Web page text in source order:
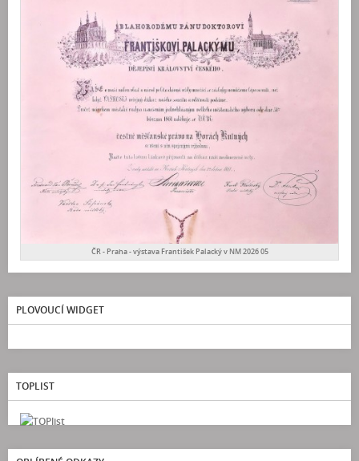
ČR - Praha - výstava František Palacký v NM 2026 05
PLOVOUCÍ WIDGET
TOPLIST